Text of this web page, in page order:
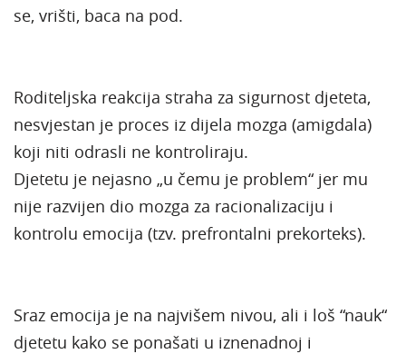
se, vrišti, baca na pod.
Roditeljska reakcija straha za sigurnost djeteta,
nesvjestan je proces iz dijela mozga (amigdala)
koji niti odrasli ne kontroliraju.
Djetetu je nejasno „u čemu je problem“ jer mu
nije razvijen dio mozga za racionalizaciju i
kontrolu emocija (tzv. prefrontalni prekorteks).
Sraz emocija je na najvišem nivou, ali i loš “nauk“
djetetu kako se ponašati u iznenadnoj i